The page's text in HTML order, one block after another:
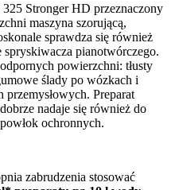
Stronger HD przeznaczony
maszyna szorującą,
sprawdza się również
pianotwórczego.
powierzchni: tłusty
ślady po wózkach i
przemysłowych. Preparat
nadaje się również do
ochronnych.
zabrudzenia stosować